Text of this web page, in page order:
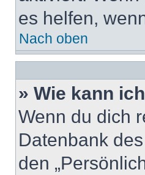
es helfen,
Nach oben
» Wie kann
Wenn du dich
Datenbank
den